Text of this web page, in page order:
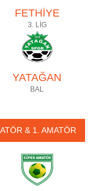
FETHİYE
3. LİG
YATAĞAN
BAL
& 1. AMATÖR